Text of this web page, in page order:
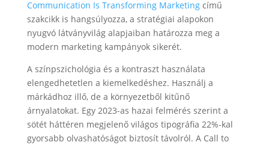
Communication Is Transforming Marketingcímű
szakcikk is hangsúlyozza, a stratégiai alapokon
nyugvó látványvilág alapjaiban határozza meg a
modern marketing kampányok sikerét.
A színpszichológia és a kontraszt használata
elengedhetetlen a kiemelkedéshez. Használj a
márkádhoz illő, de a környezetből kitűnő
árnyalatokat. Egy 2023-as hazai felmérés szerint a
sötét háttéren megjelenő világos tipográfia 22%-kal
gyorsabb olvashatóságot biztosít távolról. A Call to